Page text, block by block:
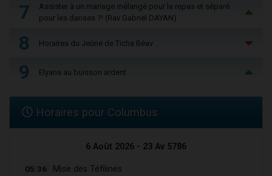
7
Assister à un mariage mélangé pour le repas et séparé
pour les danses ?! (Rav Gabriel DAYAN)
8 Horaires du Jeûne de Ticha Béav
9 Elyana au buisson ardent
Horaires pour Columbus
6 Août 2026 - 23 Av 5786
05:36 Mise des Téfilines